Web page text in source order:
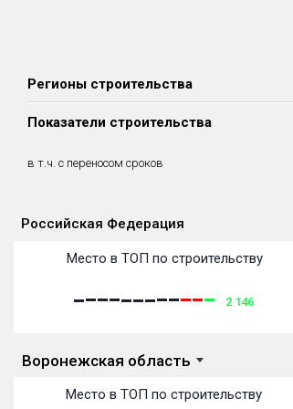
Регионы строительства
Показатели строительства
в т.ч. с переносом сроков
Сдано в 2018
0 м²
Сдано в 2019
0 м²
Российская Федерация
Место в ТОП по строительству
2 146
Воронежская область
Место в ТОП по строительству